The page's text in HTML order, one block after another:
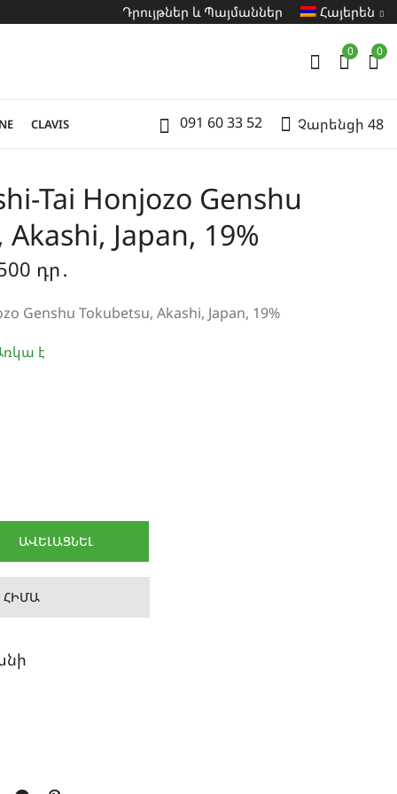
Դրույթներ և Պայմաններ Հայերեն
0 0
CLAVIS 091 60 33 52 Չարենցի 48
Tai Honjozo Genshu
Japan, 19%
դր․
Genshu Tokubetsu, Akashi, Japan, 19%
է
ԱՎԵԼԱՑՆԵԼ
ՀԻՄԱ